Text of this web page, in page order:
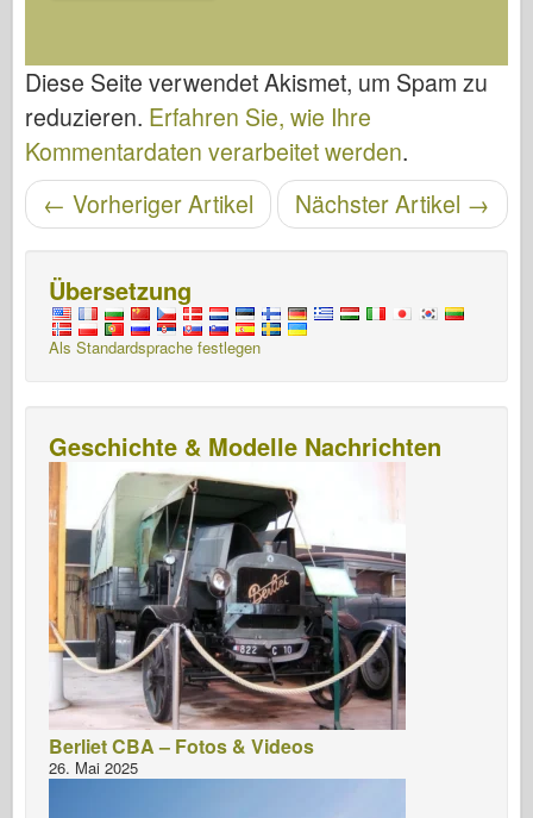
Diese Seite verwendet Akismet, um Spam zu
reduzieren. Erfahren Sie, wie Ihre
Kommentardaten verarbeitet werden.
Artikelnavigation Nächster Artikel →
← Vorheriger Artikel
Übersetzung
Als Standardsprache festlegen
Geschichte & Modelle Nachrichten
Berliet CBA – Fotos & Videos
26. Mai 2025